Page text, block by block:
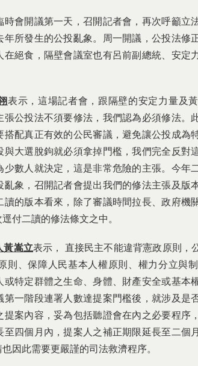
時會開議第一天，召開記者會，再次呼籲立
所發生的公投亂象。周一開議，公投法修
絕食，隔壁會議室也有呂前副總統、安定
表示，這場記者會，跟隔壁的安定力量及
公投法不須要修法，我們認為必須修法。
配真正有效的公民審議，避免讓公投成為
大選脫鉤就必須拿掉門檻，我們完全反對
少數人就決定，這是非常危險的主張。今年
亂象，召開記者會提出我們的修法主張及版
讀的版本看來，除了審議時間拉長、政府機
付二讀的修法條文之中。
黃嵩立表示， 直接民主不能違背憲政原則，
則、保障人民基本人權原則、權力分立與
或特定群體之生命、身體、財產安全或基本
一階段連署人數達提案門檻後，就涉及是
案內容，妥為包括聽證會在內之必要程序
四個月內，提案人之補正期限延長至二個
因此需要更嚴謹的司法救濟程序。